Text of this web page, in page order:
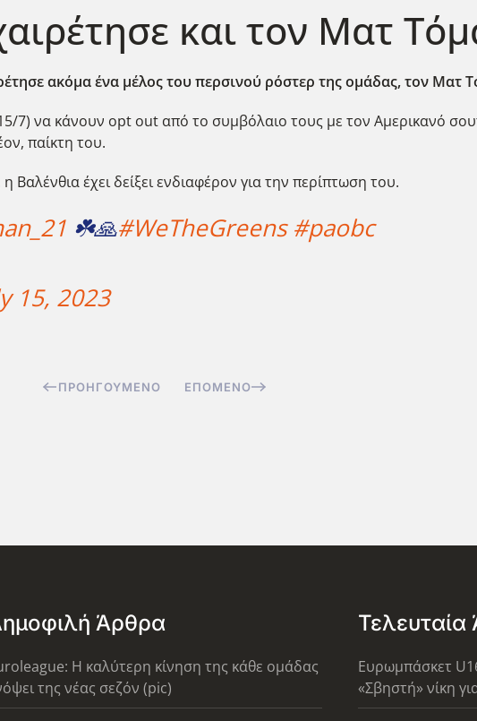
και τον Ματ
ακόμα ένα μέλος του περσινού ρόστερ της ομάδας, τον Ματ
7) να κάνουν opt out από το συμβόλαιο τους με τον Αμερικανό
παίκτη του.
έχει δείξει ενδιαφέρον για την περίπτωση του.
☘️🙏#WeTheGreens #paobc
15, 2023
ΠΡΟΗΓΟΎΜΕΝΟ ΕΠΌΜΕΝΟ
Άρθρα
Η καλύτερη κίνηση της κάθε ομάδας
της νέας σεζόν (pic)
Ευρωμπάσκετ
«Σβηστή» νίκη